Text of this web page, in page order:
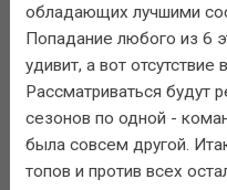
обладающих лучшими
Попадание любого из 6
удивит, а вот
Рассматриваться будут
сезонов по одной -
была совсем другой.
топов и против всех